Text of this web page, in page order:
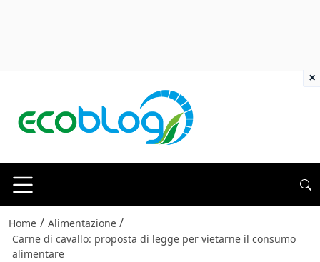
Home / Alimentazione /
Carne di cavallo: proposta di legge per vietarne il consumo
alimentare
×